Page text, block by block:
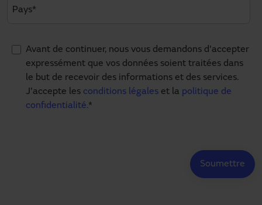
Avant de continuer, nous vous demandons d'accepter
expressément que vos données soient traitées dans
le but de recevoir des informations et des services.
J'accepte les conditions légales et la politique de
confidentialité.*